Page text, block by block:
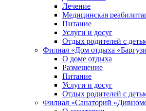
Лечение
Медицинская
Питание
Услуги и досуг
Отдых родителей с
Филиал «Дом отдыха
О доме отдыха
Размещение
Питание
Услуги и досуг
Отдых родителей с
Филиал «Санаторий